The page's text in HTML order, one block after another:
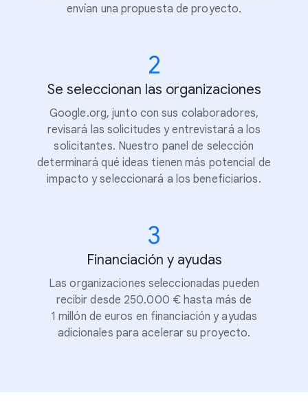
envían una propuesta de proyecto.
2
Se seleccionan las organizaciones
Google.org, junto con sus colaboradores,
revisará las solicitudes y entrevistará a los
solicitantes. Nuestro panel de selección
determinará qué ideas tienen más potencial de
impacto y seleccionará a los beneficiarios.
3
Financiación y ayudas
Las organizaciones seleccionadas pueden
recibir desde 250.000 € hasta más de
1 millón de euros en financiación y ayudas
adicionales para acelerar su proyecto.